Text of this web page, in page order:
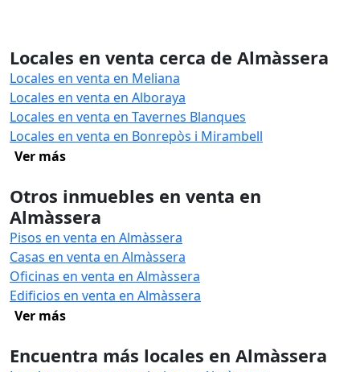
Locales en venta cerca de Almàssera
Locales en venta en Meliana
Locales en venta en Alboraya
Locales en venta en Tavernes Blanques
Locales en venta en Bonrepòs i Mirambell
Ver más
Otros inmuebles en venta en
Almàssera
Pisos en venta en Almàssera
Casas en venta en Almàssera
Oficinas en venta en Almàssera
Edificios en venta en Almàssera
Ver más
Encuentra más locales en Almàssera